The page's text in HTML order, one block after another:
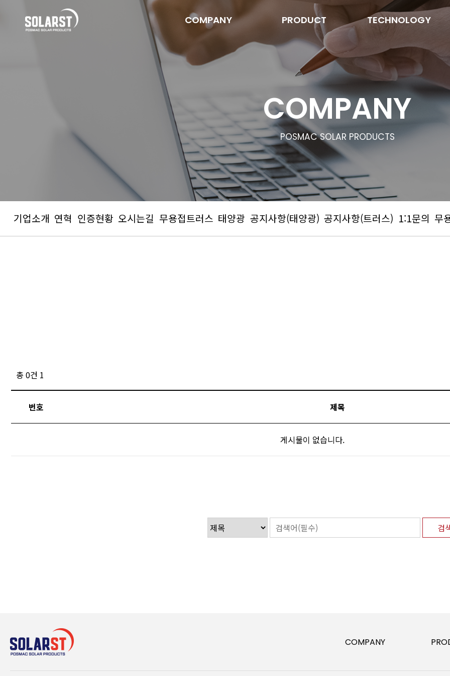
COMPANY PRODUCT TECHNOLOGY
COMPANY
POSMAC SOLAR PRODUCTS
기업소개 연혁 인증현황 오시는길 무용접트러스 태양광 공지사항(태양광) 공지사항(트러스) 1:1문의 무
총 0건 1
번호 제목
게시물이 없습니다.
COMPANY